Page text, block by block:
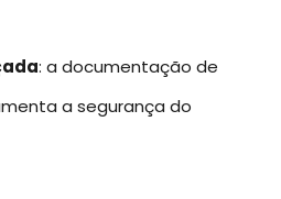
: a documentação de
a segurança do